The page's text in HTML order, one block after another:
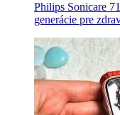
Philips Sonicare
generácie pre